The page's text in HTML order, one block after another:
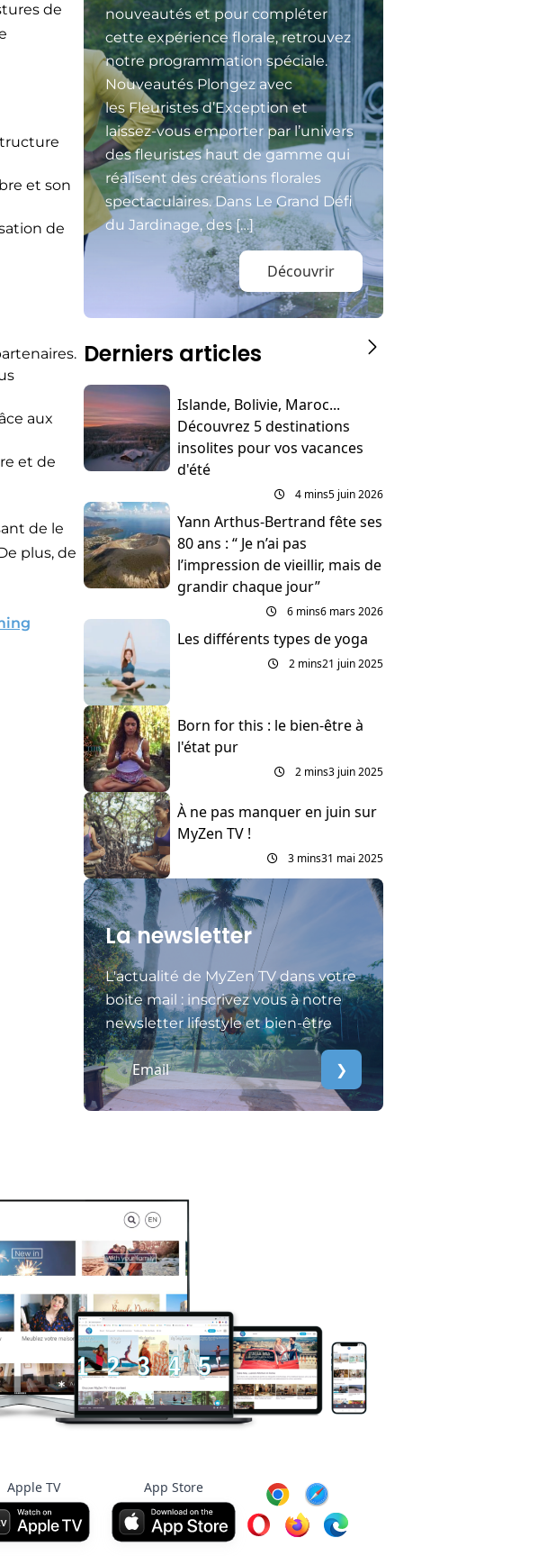
de
et son
de
aux
et de
de le
plus, de
nouveautés et pour compléter
cette expérience florale, retrouvez
notre programmation spéciale.
Nouveautés Plongez avec
les Fleuristes d’Exception et
laissez-vous emporter par l’univers
des fleuristes haut de gamme qui
réalisent des créations florales
spectaculaires. Dans Le Grand Défi
du Jardinage, des […]
Découvrir
Derniers articles
Islande, Bolivie, Maroc...
Découvrez 5 destinations
insolites pour vos vacances
d'été
4 mins5 juin 2026
Yann Arthus-Bertrand fête ses
80 ans : “ Je n’ai pas
l’impression de vieillir, mais de
grandir chaque jour”
6 mins6 mars 2026
Les différents types de yoga
2 mins21 juin 2025
Born for this : le bien-être à
l'état pur
2 mins3 juin 2025
À ne pas manquer en juin sur
MyZen TV !
3 mins31 mai 2025
La newsletter
L'actualité de MyZen TV dans votre
boite mail : inscrivez vous à notre
newsletter lifestyle et bien-être
❯
Apple TV App Store